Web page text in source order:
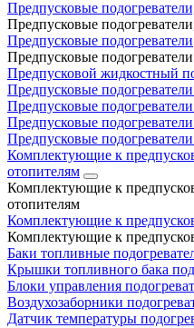
Предпусковые
Предпусковые
Предпусковые подогреватели
Предпусковые подогреватели
Предпусковой жидкостный
Предпусковые
Предпусковые
Предпусковые
Предпусковые
Комплектующие к
отопителям
Комплектующие к
отопителям
Комплектующие к
Комплектующие к
Баки топливные
Крышки топливного бака
Блоки управления
Воздухозаборники
Датчик температуры